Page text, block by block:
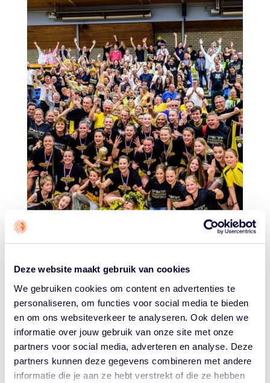
Deze website maakt gebruik van cookies
We gebruiken cookies om content en advertenties te
personaliseren, om functies voor social media te bieden
en om ons websiteverkeer te analyseren. Ook delen we
informatie over jouw gebruik van onze site met onze
partners voor social media, adverteren en analyse. Deze
partners kunnen deze gegevens combineren met andere
informatie die je aan ze hebt verstrekt of die ze hebben
Beeld: Jan van de Bilt.
Sportiff kan terugkijken op een seizoen van dominantie.
In de competitie verloor de ploeg slechts een paar
games (één tegen TopKip), en ook het Final Four event
én de Basketball Cup gingen naar de kustplaats.